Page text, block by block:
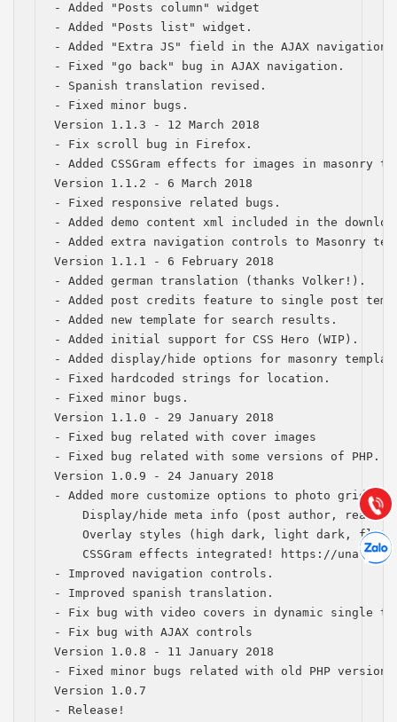
- Added "Posts column" widget
- Added "Posts list" widget.
- Added "Extra JS" field in the AJAX navigation
- Fixed "go back" bug in AJAX navigation.
- Spanish translation revised.
- Fixed minor bugs.
Version 1.1.3 - 12 March 2018
- Fix scroll bug in Firefox.
- Added CSSGram effects for images in masonry
Version 1.1.2 - 6 March 2018
- Fixed responsive related bugs.
- Added demo content xml included in the
- Added extra navigation controls to Masonry
Version 1.1.1 - 6 February 2018
- Added german translation (thanks Volker!).
- Added post credits feature to single post
- Added new template for search results.
- Added initial support for CSS Hero (WIP).
- Added display/hide options for masonry
- Fixed hardcoded strings for location.
- Fixed minor bugs.
Version 1.1.0 - 29 January 2018
- Fixed bug related with cover images
- Fixed bug related with some versions of PHP.
Version 1.0.9 - 24 January 2018
- Added more customize options to photo grid
Display/hide meta info (post author, read
Overlay styles (high dark, light dark, flat
CSSGram effects integrated! https://una.im/
- Improved navigation controls.
- Improved spanish translation.
- Fix bug with video covers in dynamic single
- Fix bug with AJAX controls
Version 1.0.8 - 11 January 2018
- Fixed minor bugs related with old PHP versions
Version 1.0.7
- Release!
Gọi
0903.976.769
Hướng dẫn & Hỗ trợ:
(028) 22.166.144
Chát
Tư vấn
Hợp tác